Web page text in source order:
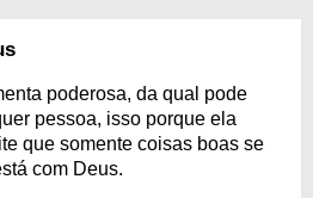
poderosa, da qual pode
pessoa, isso porque ela
que somente coisas boas se
com Deus.